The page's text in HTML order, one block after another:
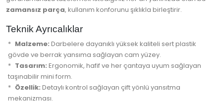
zamansız parça, kullanım konforunu şıklıkla birleştirir.
Teknik Ayrıcalıklar
Malzeme: Darbelere dayanıklı yüksek kaliteli sert plastik
gövde ve berrak yansıma sağlayan cam yüzey.
Tasarım: Ergonomik, hafif ve her çantaya uyum sağlayan
taşınabilir mini form.
Özellik: Detaylı kontrol sağlayan çift yönlü yansıtma
mekanizması.